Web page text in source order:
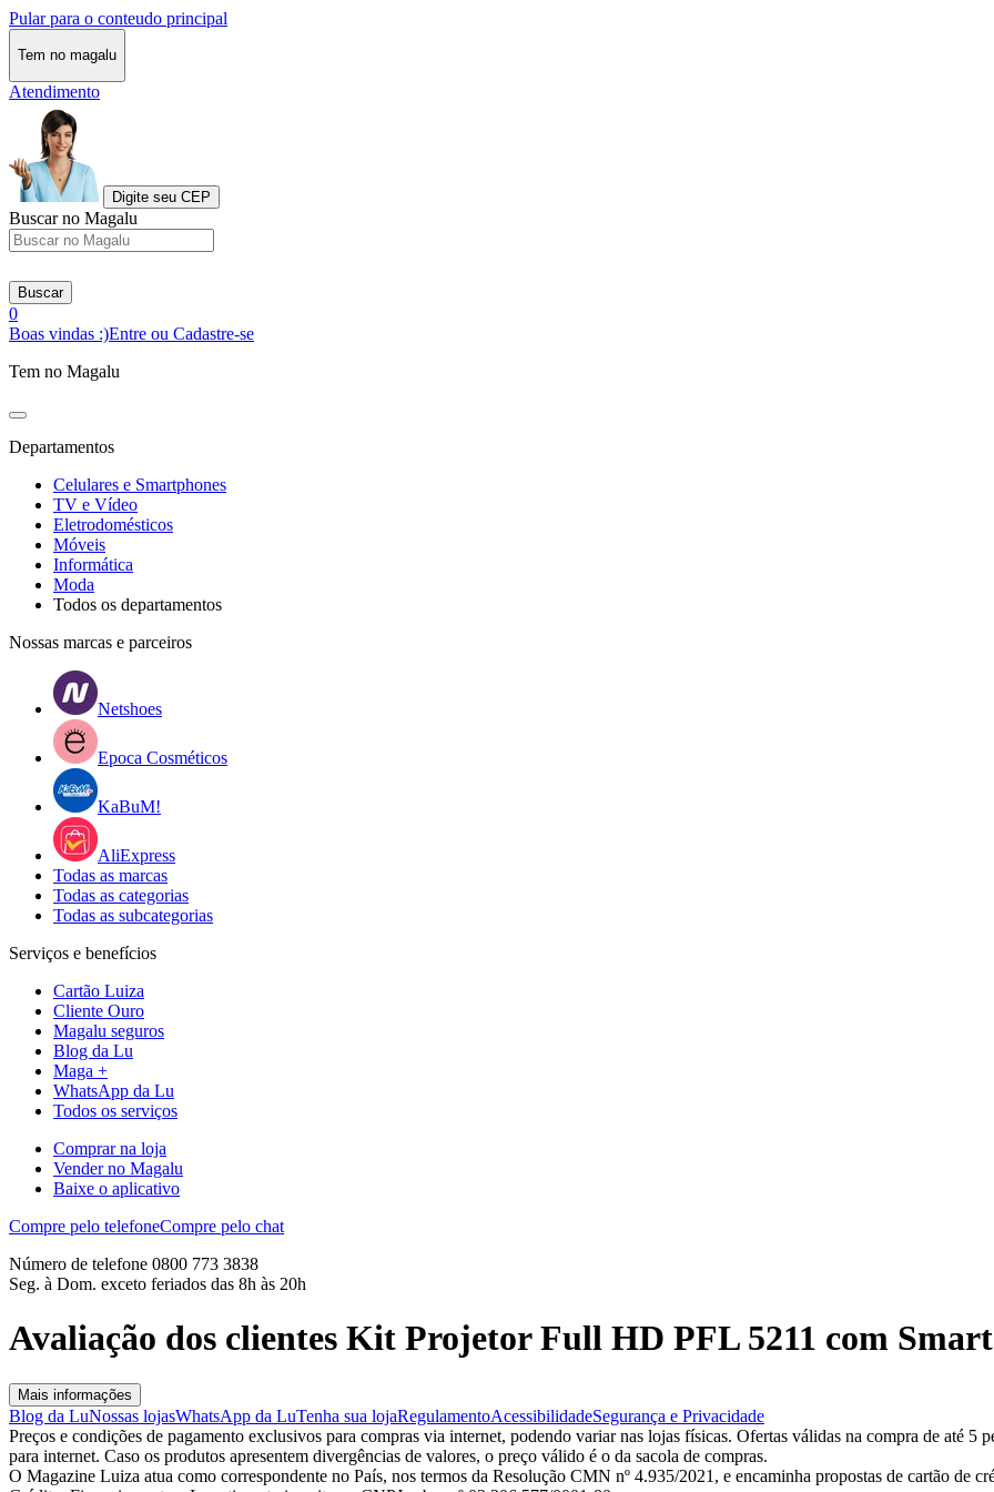
Pular para o conteudo principal
Tem no magalu
Atendimento
Digite seu CEP
Buscar no Magalu
Buscar
0
Boas vindas :)Entre ou Cadastre-se
Tem no Magalu
Departamentos
Celulares e Smartphones
TV e Vídeo
Eletrodomésticos
Móveis
Informática
Moda
Todos os departamentos
Nossas marcas e parceiros
Netshoes
Epoca Cosméticos
KaBuM!
AliExpress
Todas as marcas
Todas as categorias
Todas as subcategorias
Serviços e benefícios
Cartão Luiza
Cliente Ouro
Magalu seguros
Blog da Lu
Maga +
WhatsApp da Lu
Todos os serviços
Comprar na loja
Vender no Magalu
Baixe o aplicativo
Compre pelo telefoneCompre pelo chat
Número de telefone 0800 773 3838
Seg. à Dom. exceto feriados das 8h às 20h
Avaliação dos clientes Kit Projetor Full HD PFL 5211 com
Mais informações
Blog da LuNossas lojasWhatsApp da LuTenha sua lojaRegulamentoAcessibilidadeSegurança e Privacidade
Preços e condições de pagamento exclusivos para compras via internet, podendo variar nas lojas físicas. Ofertas válidas na compra de até 5
para internet. Caso os produtos apresentem divergências de valores, o preço válido é o da sacola de compras.
O Magazine Luiza atua como correspondente no País, nos termos da Resolução CMN nº 4.935/2021, e encaminha propostas de cartão de